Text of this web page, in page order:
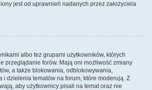
jest od uprawnień nadanych przez założyciela
albo też grupami użytkowników, których
przeglądanie forów. Mają oni możliwość zmiany
a także blokowania, odblokowywania,
i dzielenia tematów na forum, które moderują. Z
aby użytkownicy pisali na temat oraz nie